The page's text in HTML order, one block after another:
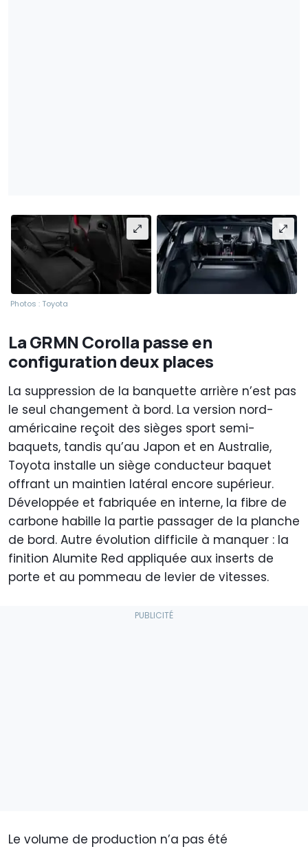
Photos : Toyota
La GRMN Corolla passe en
configuration deux places
La suppression de la banquette arrière n’est pas
le seul changement à bord. La version nord-
américaine reçoit des sièges sport semi-
baquets, tandis qu’au Japon et en Australie,
Toyota installe un siège conducteur baquet
offrant un maintien latéral encore supérieur.
Développée et fabriquée en interne, la fibre de
carbone habille la partie passager de la planche
de bord. Autre évolution difficile à manquer : la
finition Alumite Red appliquée aux inserts de
porte et au pommeau de levier de vitesses.
Le volume de production n’a pas été